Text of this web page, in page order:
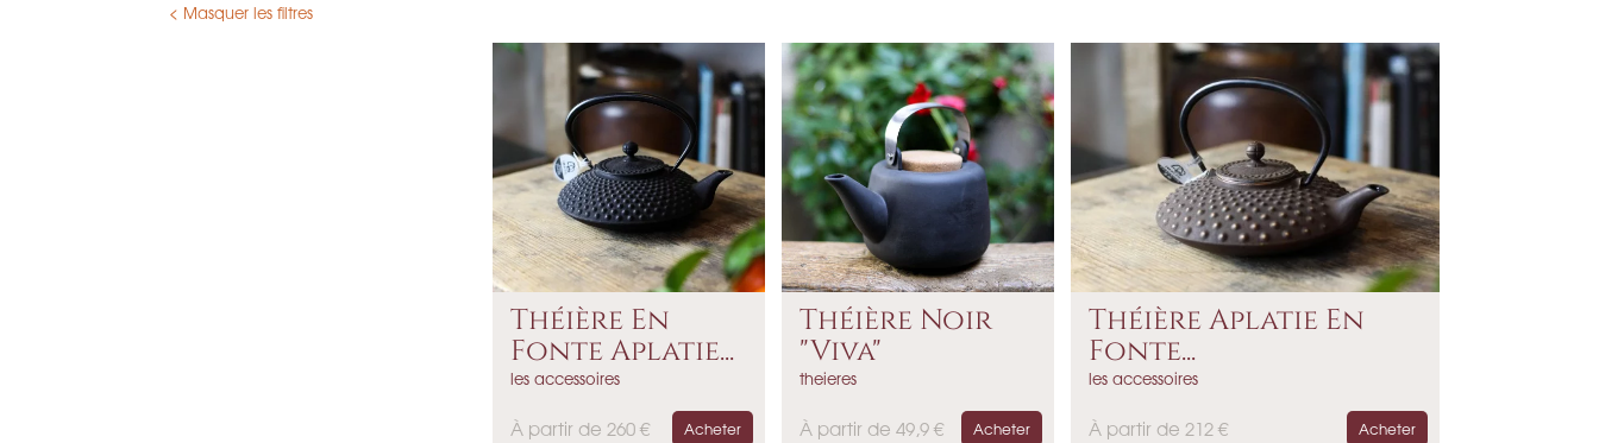
< Masquer les filtres
Théière En
Fonte Aplatie...
les accessoires
P
À partir de 260 € Acheter
Théière Noir
"Viva"
theieres
P
À partir de 49,9 € Acheter
Théière Aplatie En
Fonte...
les accessoires
P
À partir de 212 € Acheter